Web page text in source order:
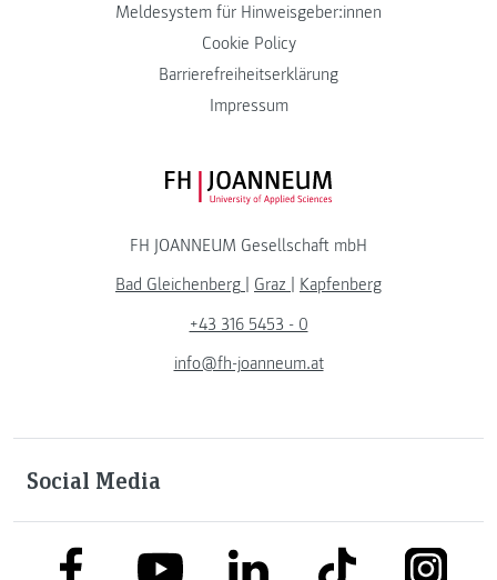
Meldesystem für Hinweisgeber:innen
Cookie Policy
Barrierefreiheitserklärung
Impressum
FH JOANNEUM Logo
FH JOANNEUM Gesellschaft mbH
Bad Gleichenberg
Graz
Kapfenberg
+43 316 5453 - 0
info@fh-joanneum.at
Social Media
link to facebooklink to youtubelink to linkedinlink to tiktok